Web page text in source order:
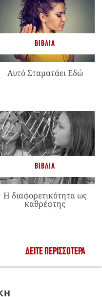
ΒΙΒΛΊΑ
Αυτό Σταματάει Εδώ
ΒΙΒΛΊΑ
Η διαφορετικότητα ως
καθρέφτης
ΔΕΊΤΕ ΠΕΡΙΣΣΌΤΕΡΑ